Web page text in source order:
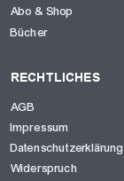
Abo & Shop
Bücher
RECHTLICHES
AGB
Impressum
Datenschutzerklärung
Widerspruch